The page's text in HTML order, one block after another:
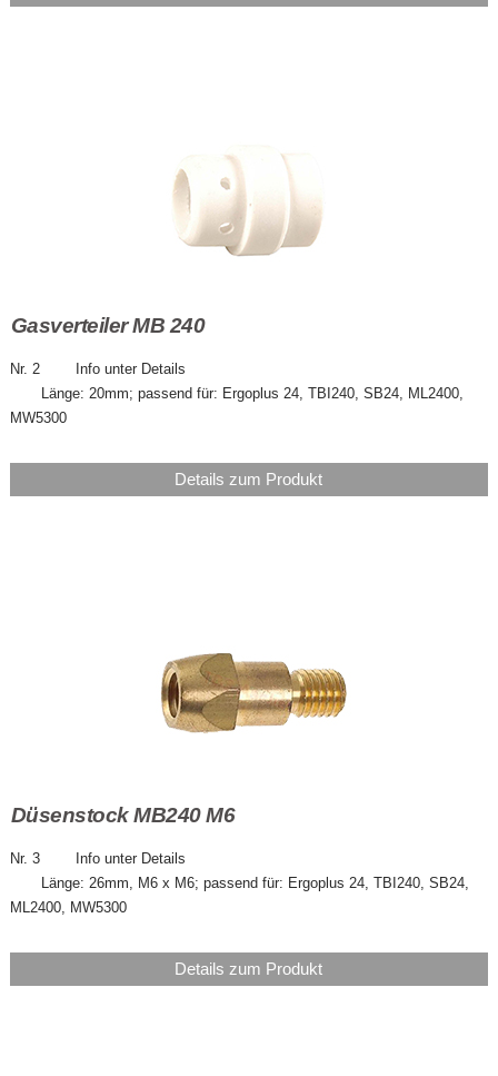
Gasverteiler MB 240
Nr. 2 Info unter Details
Länge: 20mm; passend für: Ergoplus 24, TBI240, SB24, ML2400,
MW5300
Details zum Produkt
Düsenstock MB240 M6
Nr. 3 Info unter Details
Länge: 26mm, M6 x M6; passend für: Ergoplus 24, TBI240, SB24,
ML2400, MW5300
Details zum Produkt